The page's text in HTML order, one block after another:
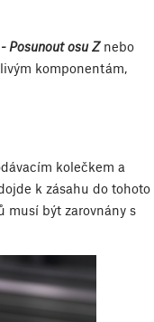
Posunout osu Znebo
komponentám,
kolečkem a
k zásahu do tohoto
musí být zarovnány s